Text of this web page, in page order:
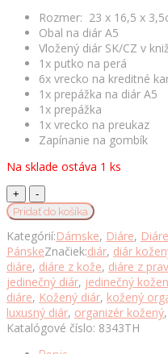
Rozmer: 23 x 16,5 x
Obal na diár A5
Vložený diár SK/CZ v
1x putko na perá
6x vrecko na kreditné
1x prepážka na diár A5
1x prepážka
1x vrecko na preukaz
Zapínanie na gombík
Na sklade ostáva 1 ks
Pracovný
kožený
diár
č.8343
v
tmavo
hnedej
farbe,
2.AKOSŤ
-
Pridať do košíka
Kategórií:Dámske, Diáre, Diáre
PánskeZnačiek:diár, diár
diáre, diáre z kože, diáre z
jedinečný diár, jedinečný
diáre, Kožený diár, kožený
luxusný diár, organizér kožený,
Katalógové číslo: 8343TH